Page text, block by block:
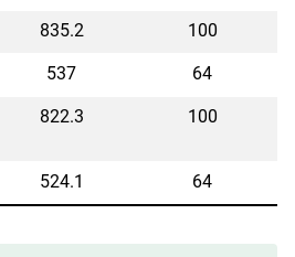
835.2 100
537 64
822.3 100
524.1 64